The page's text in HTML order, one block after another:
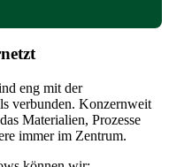
eng mit der
verbunden. Konzernweit
Materialien, Prozesse
immer im Zentrum.